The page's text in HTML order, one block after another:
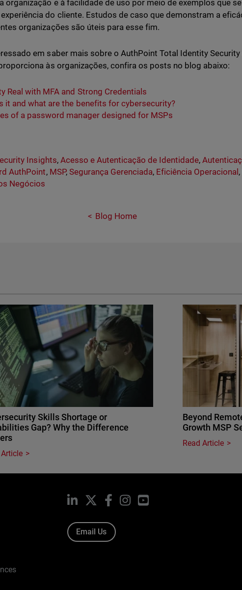
organização e à facilidade de uso por meio de exemplos que
do cliente. Estudos de caso que demonstram a
organizações são úteis para esse fim.
em saber mais sobre o AuthPoint Total Identity Security
às organizações, confira os posts no blog abaixo:
Real with MFA and Strong Credentials
it and what are the benefits for cybersecurity?
of a password manager designed for MSPs
Insights, Acesso e Autenticação de Identidade,
AuthPoint, MSP, Segurança Gerenciada, Eficiência Operacional ,
Negócios
Blog Home
Skills Shortage or
Gap? Why the Difference
Beyond
Growth MSP
Read Article
LinkedIn Facebook
InstagramYouTube
Email Us